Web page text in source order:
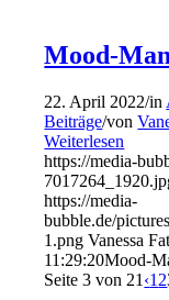
Mood-
22. April 2022/in
Beiträge/von
Weiterlesen
https://media-
https://media-
bubble.de/
1.png Vanessa
11:29:20Mood-
Seite 3 von 21 ‹1 2